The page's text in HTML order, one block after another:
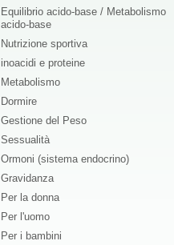
Equilibrio acido-base / Metabolismo
acido-base
Nutrizione sportiva
inoacidi e proteine
Metabolismo
Dormire
Gestione del Peso
Sessualità
Ormoni (sistema endocrino)
Gravidanza
Per la donna
Per l'uomo
Per i bambini